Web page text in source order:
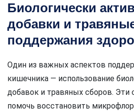
Биологически
добавки и
поддержания
Один из важных аспектов
кишечника — использование
добавок и травяных сборов. Эти
помочь восстановить